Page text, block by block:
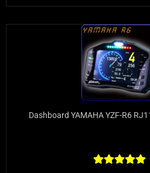
Dashboard YAMAHA YZF-R6